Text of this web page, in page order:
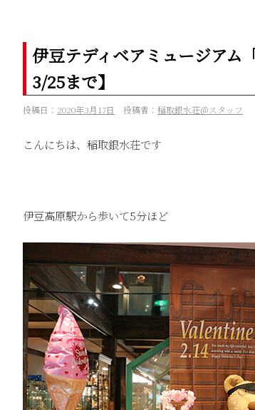
伊豆テディベアミュージアム
3/25まで】
投稿日： 2020年3月17日 投稿者： 稲取銀水荘＠スタッフ
こんにちは、稲取銀水荘です
伊豆高原駅から歩いて5分ほど